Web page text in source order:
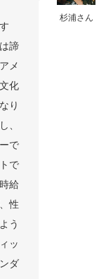
杉浦さん
諦
メ
化
り
、
で
で
給
性
う
ッ
ダ